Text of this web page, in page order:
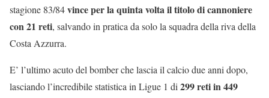
stagione 83/84vince per la quinta volta il titolo di cannoniere
con 21 reti, salvando in pratica da solo la squadra della riva della
Costa Azzurra.
E’ l’ultimo acuto del bomber che lascia il calcio due anni dopo,
lasciando l’incredibile statistica in Ligue 1 di 299 reti in 449